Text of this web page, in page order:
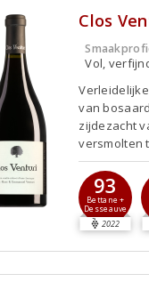
Clos
Vol,
van
zijdezacht
versmolten
93
Bettane +
Desseauve
2022